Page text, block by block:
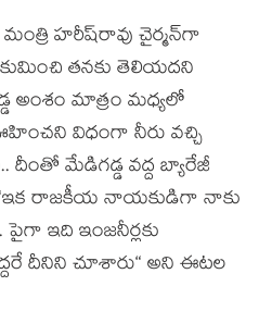
హ‌రీష్‌రావు చైర్మ‌న్‌గా
త‌న‌కు తెలియ‌ద‌ని
అంశం మాత్రం మ‌ధ్య‌లో
విధంగా నీరు వ‌చ్చి
మేడిగ‌డ్డ వ‌ద్ద బ్యారేజీ
రాజ‌కీయ నాయ‌కుడిగా నాకు
ఇది ఇంజ‌నీర్ల‌కు
దీనిని చూశారు“ అని ఈట‌ల